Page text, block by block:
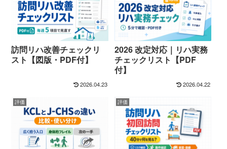
訪問リハ改善チェックリ
スト【図版・PDF付】
2026.04.23
2026 改定対応｜リハ実務
チェックリスト【PDF
付】
2026.04.22
評価 評価